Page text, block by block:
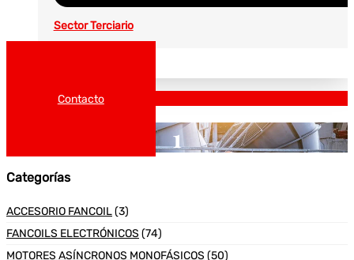
Sector Terciario
Contacto
1
Categorías
ACCESORIO FANCOIL(3)
FANCOILS ELECTRÓNICOS (74)
MOTORES ASÍNCRONOS MONOFÁSICOS (50)